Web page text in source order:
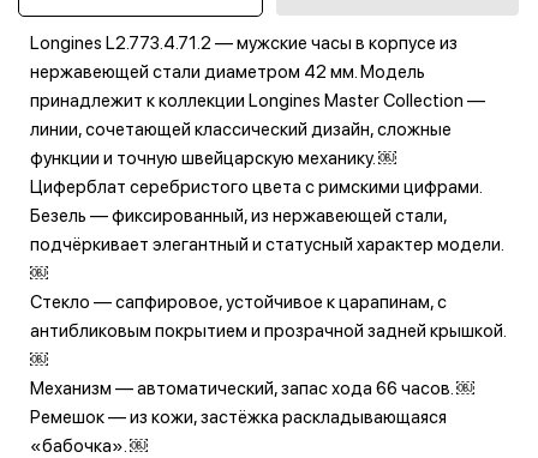
Longines L2.773.4.71.2 — мужские часы в корпусе из
нержавеющей стали диаметром 42 мм. Модель
принадлежит к коллекции Longines Master Collection —
линии, сочетающей классический дизайн, сложные
функции и точную швейцарскую механику. ￼
Циферблат серебристого цвета с римскими цифрами.
Безель — фиксированный, из нержавеющей стали,
подчёркивает элегантный и статусный характер модели.
￼
Стекло — сапфировое, устойчивое к царапинам, с
антибликовым покрытием и прозрачной задней крышкой.
￼
Механизм — автоматический, запас хода 66 часов. ￼
Ремешок — из кожи, застёжка раскладывающаяся
«бабочка». ￼